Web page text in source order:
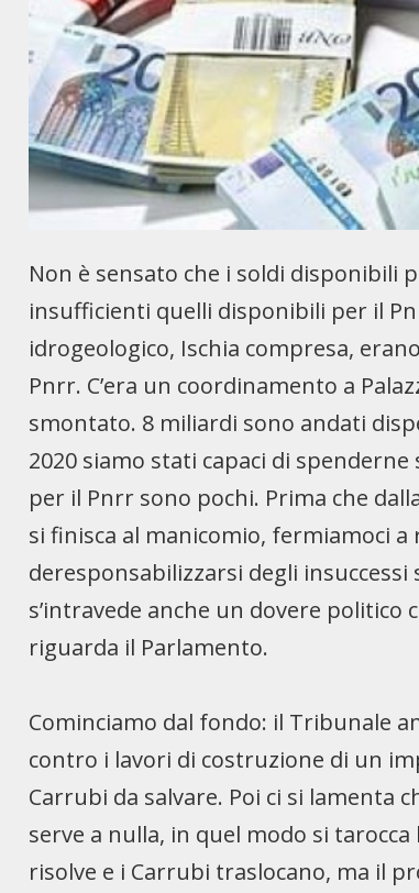
Non è sensato che i soldi disponibili
insufficienti quelli disponibili per il
idrogeologico, Ischia compresa,
Pnrr. C’era un coordinamento a
smontato. 8 miliardi sono andati
2020 siamo stati capaci di
per il Pnrr sono pochi. Prima che
si finisca al manicomio, fermiamoci a
deresponsabilizzarsi degli
s’intravede anche un dovere politico
riguarda il Parlamento.
Cominciamo dal fondo: il Tribunale
contro i lavori di costruzione di un
Carrubi da salvare. Poi ci si lamenta
serve a nulla, in quel modo si
risolve e i Carrubi traslocano, ma il